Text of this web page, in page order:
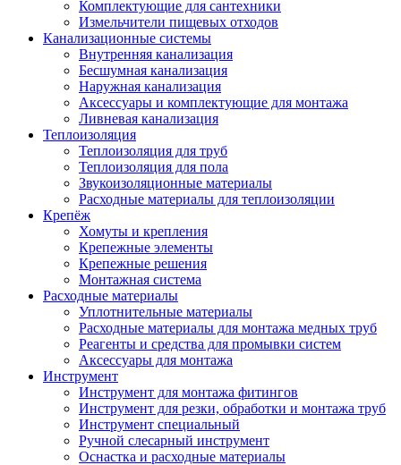
Комплектующие для сантехники
Измельчители пищевых отходов
Канализационные системы
Внутренняя канализация
Бесшумная канализация
Наружная канализация
Аксессуары и комплектующие для монтажа
Ливневая канализация
Теплоизоляция
Теплоизоляция для труб
Теплоизоляция для пола
Звукоизоляционные материалы
Расходные материалы для теплоизоляции
Крепёж
Хомуты и крепления
Крепежные элементы
Крепежные решения
Монтажная система
Расходные материалы
Уплотнительные материалы
Расходные материалы для монтажа медных труб
Реагенты и средства для промывки систем
Аксессуары для монтажа
Инструмент
Инструмент для монтажа фитингов
Инструмент для резки, обработки и монтажа труб
Инструмент специальный
Ручной слесарный инструмент
Оснастка и расходные материалы